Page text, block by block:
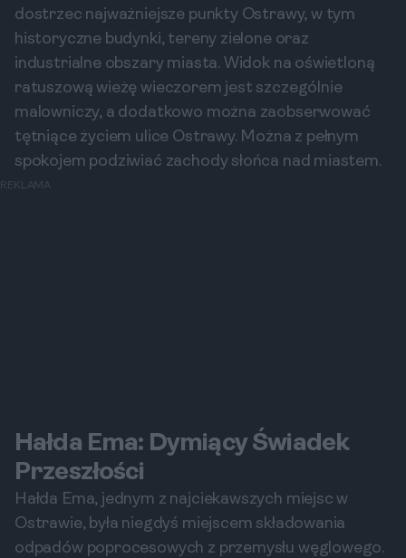
dostrzec najważniejsze punkty Ostrawy, w tym
historyczne budynki, tereny zielone oraz
industrialne obszary miasta. Widok na oświetloną
ratuszową wieżę wieczorem jest szczególnie
malowniczy, a dodatkowo można zaobserwować
tętniące życiem ulice Ostrawy. Można z pełnym
spokojem podziwiać zachody słońca nad miastem.
REKLAMA
Hałda Ema: Dymiący Świadek
Przeszłości
Hałda Ema, jednym z najciekawszych miejsc w
Ostrawie, była niegdyś miejscem składowania
odpadów poprocesowych z przemysłu węglowego.